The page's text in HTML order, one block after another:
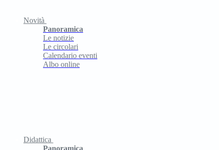
Novità
Panoramica
Le notizie
Le circolari
Calendario eventi
Albo online
Didattica